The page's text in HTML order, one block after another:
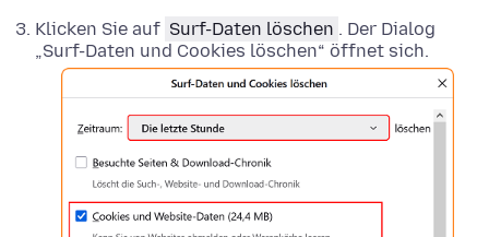
Klicken Sie auf Surf-Daten löschen . Der Dialog
„Surf-Daten und Cookies löschen“ öffnet sich.